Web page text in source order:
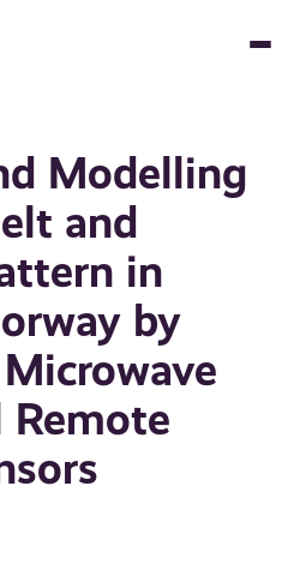
Modelling
and
in
by
Remote